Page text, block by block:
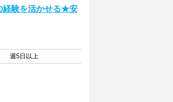
経験を活かせる★安
週5日以上